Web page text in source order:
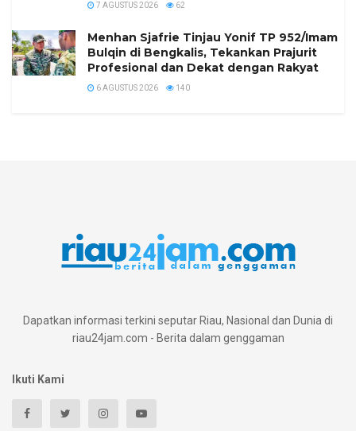
7 AGUSTUS 2026 62
Menhan Sjafrie Tinjau Yonif TP 952/Imam
Bulqin di Bengkalis, Tekankan Prajurit
Profesional dan Dekat dengan Rakyat
6 AGUSTUS 2026 140
Dapatkan informasi terkini seputar Riau, Nasional dan Dunia di
riau24jam.com - Berita dalam genggaman
Ikuti Kami